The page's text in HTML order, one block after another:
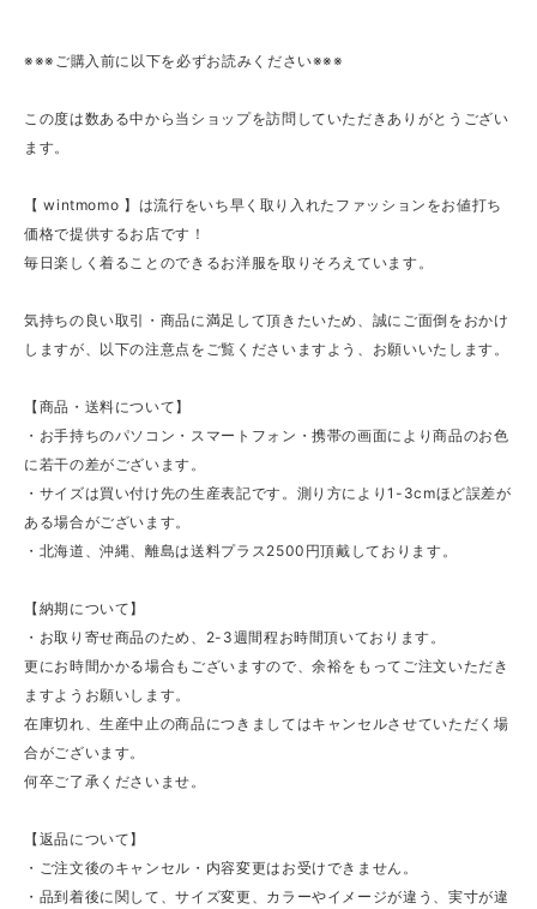
※※※ご購入前に以下を必ずお読みください※※※
この度は数ある中から当ショップを訪問していただきありがとうござい
ます。
【 wintmomo 】は流行をいち早く取り入れたファッションをお値打ち
価格で提供するお店です！
毎日楽しく着ることのできるお洋服を取りそろえています。
気持ちの良い取引・商品に満足して頂きたいため、誠にご面倒をおかけ
しますが、以下の注意点をご覧くださいますよう、お願いいたします。
【商品・送料について】
・お手持ちのパソコン・スマートフォン・携帯の画面により商品のお色
に若干の差がございます。
・サイズは買い付け先の生産表記です。測り方により1-3cmほど誤差が
ある場合がございます。
・北海道、沖縄、離島は送料プラス2500円頂戴しております。
【納期について】
・お取り寄せ商品のため、2-3週間程お時間頂いております。
更にお時間かかる場合もございますので、余裕をもってご注文いただき
ますようお願いします。
在庫切れ、生産中止の商品につきましてはキャンセルさせていただく場
合がございます。
何卒ご了承くださいませ。
【返品について】
・ご注文後のキャンセル・内容変更はお受けできません。
・品到着後に関して、サイズ変更、カラーやイメージが違う、実寸が違